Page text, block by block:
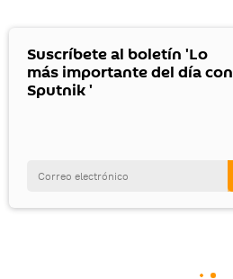
Suscríbete al boletín 'Lo
más importante del día con
Sputnik '